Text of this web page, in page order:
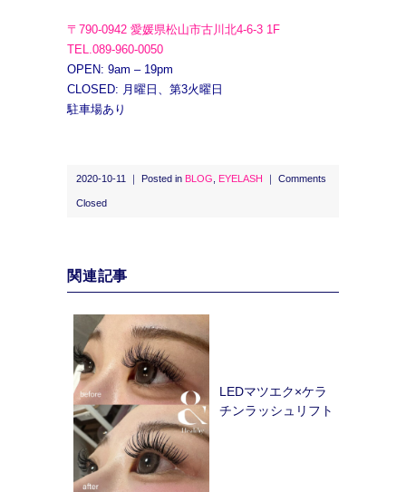
〒790-0942 愛媛県松山市古川北4-6-3 1F
TEL.089-960-0050
OPEN: 9am – 19pm
CLOSED: 月曜日、第3火曜日
駐車場あり
2020-10-11 ｜ Posted in BLOG EYELASH ｜ Comments
Closed
関連記事
LEDマツエク×ケラ
チンラッシュリフト